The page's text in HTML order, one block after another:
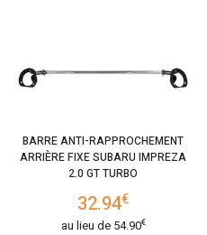
BARRE ANTI-RAPPROCHEMENT
ARRIÈRE FIXE SUBARU IMPREZA
2.0 GT TURBO
32.94€
au lieu de 54.90€